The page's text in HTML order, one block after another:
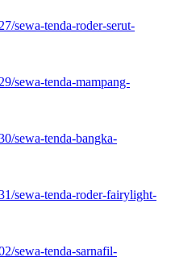
sewa-tenda-roder-serut-
sewa-tenda-mampang-
sewa-tenda-bangka-
sewa-tenda-roder-fairylight-
sewa-tenda-sarnafil-